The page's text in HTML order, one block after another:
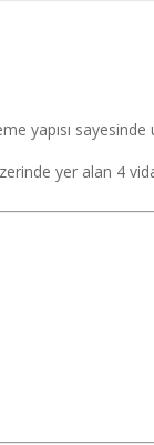
yapısı sayesinde
yer alan 4